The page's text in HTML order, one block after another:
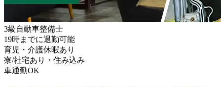
3級自動車整備士
19時までに退勤可能
育児・介護休暇あり
寮/社宅あり・住み込み
車通勤OK